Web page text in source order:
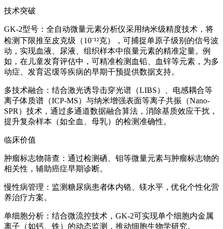
技术突破
GK-2型号：全自动微量元素分析仪采用纳米级精度技术，将
检测下限推至皮克级（10⁻¹²克），可捕捉单原子级别的信号波
动，实现血液、尿液、组织样本中痕量元素的精准定量。例
如，在儿童发育评估中，可精准检测血铅、血锌等元素，为多
动症、发育迟缓等疾病的早期干预提供数据支持。
多技术融合：结合激光诱导击穿光谱（LIBS）、电感耦合等
离子体质谱（ICP-MS）与纳米增强表面等离子共振（Nano-
SPR）技术，通过多通道数据融合算法，消除基质效应干扰，
提升复杂样本（如全血、母乳）的检测准确性。
临床价值
肿瘤标志物筛查：通过检测硒、钼等微量元素与肿瘤标志物的
相关性，辅助癌症早期诊断。
慢性病管理：监测糖尿病患者体内铬、镁水平，优化个性化营
养治疗方案。
单细胞分析：结合微流控技术，GK-2可实现单个细胞内金属
离子（如钙、铁）的动态监测，推动细胞生物学研究。